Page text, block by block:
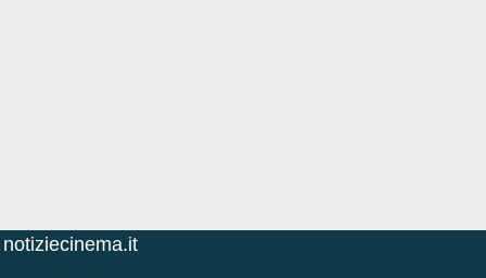
notiziecinema.it